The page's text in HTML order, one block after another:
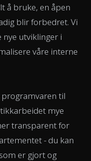
å bruke, en åpen
blir forbedret. Vi
nye utviklinger i
våre interne
programvaren til
mye
transparent for
- du kan
er gjort og